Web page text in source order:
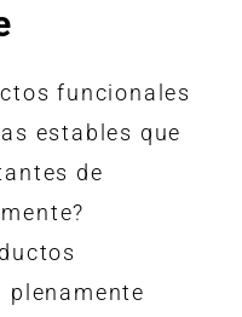
funcionales
estables que
de
plenamente